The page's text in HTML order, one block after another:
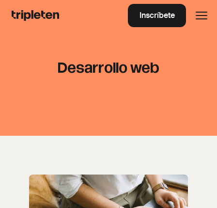
Inscríbete
Desarrollo web